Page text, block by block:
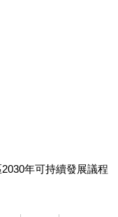
年可持續發展議程